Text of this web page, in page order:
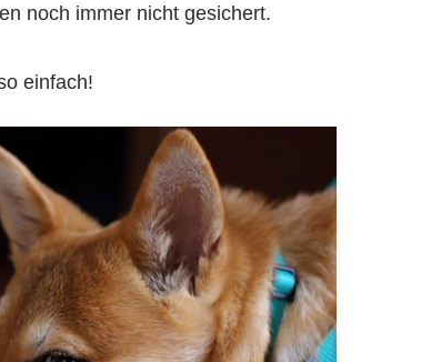
noch immer nicht gesichert.
einfach!